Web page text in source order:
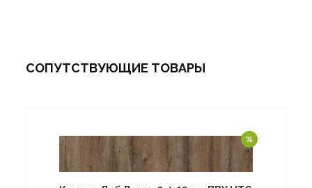
СОПУТСТВУЮЩИЕ ТОВАРЫ